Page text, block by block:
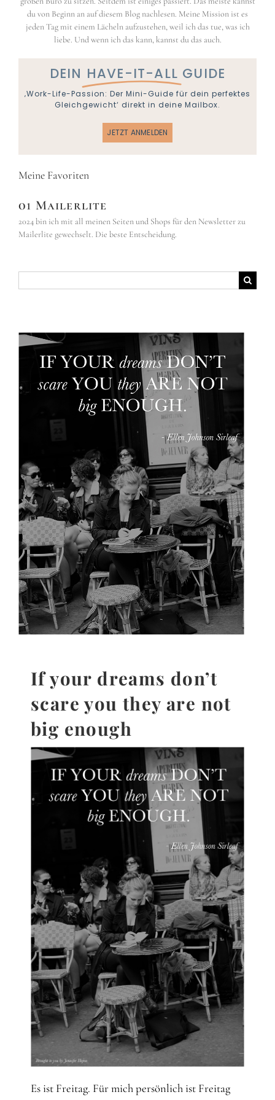
du von Beginn an auf diesem Blog nachlesen. Meine Mission ist es
jeden Tag mit einem Lächeln aufzustehen, weil ich das tue, was ich
liebe. Und wenn ich das kann, kannst du das auch.
DEIN HAVE-IT-ALL GUIDE
‚Work-Life-Passion: Der Mini-Guide für dein perfektes
Gleichgewicht‘ direkt in deine Mailbox.
JETZT ANMELDEN
Meine Favoriten
01 Mailerlite
2024 bin ich mit all meinen Seiten und Shops für den Newsletter zu
Mailerlite gewechselt. Die beste Entscheidung.
nach:
If your dreams don’t
scare you they are not
big enough
Es ist Freitag. Für mich persönlich ist Freitag